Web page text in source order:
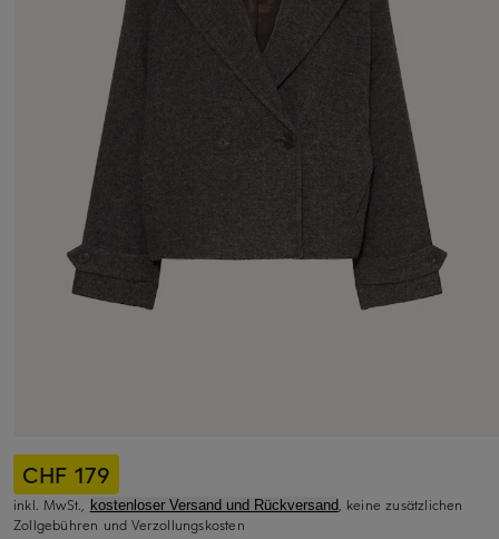
CHF 179
inkl. MwSt., kostenloser Versand und Rückversand, keine zusätzlichen
Zollgebühren und Verzollungskosten